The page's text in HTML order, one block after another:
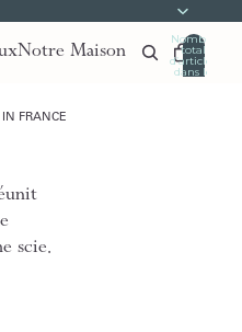
Notre Maison
Nombre
total
d’articles
dans le
IN FRANCE
scie.